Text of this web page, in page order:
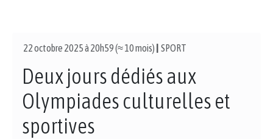
22 octobre 2025 à 20h59 (≈ 10 mois) SPORT
Deux jours dédiés aux
Olympiades culturelles et
sportives